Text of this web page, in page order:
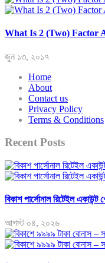
What Is 2 (Two) Factor
জুন ১৩, ২০১৭
Home
About
Contact us
Privacy Policy
Terms & Conditions
Recent Posts
বিকাশ পার্সোনাল রিটেইল একাউন্ট
আগস্ট ০৪, ২০২৬